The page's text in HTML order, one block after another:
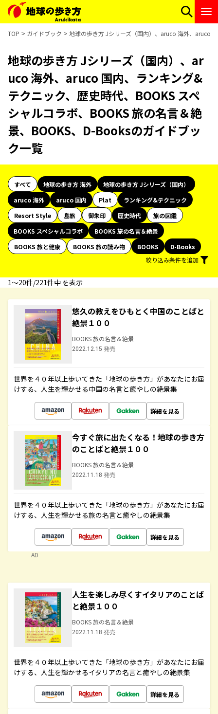
TOP ガイドブック 地球の歩き方 Jシリーズ（国内）、aruco 海外、aruco
地球の歩き方 Jシリーズ（国内）、ar
uco 海外、aruco 国内、ランキング&
テクニック、歴史時代、BOOKS スペ
シャルコラボ、BOOKS 旅の名言＆絶
景、BOOKS、D-Booksのガイドブッ
ク一覧
すべて 地球の歩き方 海外
地球の歩き方 Jシリーズ（国内）
aruco 海外
aruco 国内 Plat
ランキング&テクニック
Resort Style
島旅 御朱印 歴史時代
旅の図鑑
BOOKS スペシャルコラボ
BOOKS 旅の名言＆絶景
BOOKS 旅と健康
BOOKS 旅の読み物 BOOKS
D-Books
絞り込み条件を追加
1〜20件/221件中 を表示
悠久の教えをひもとく中国のことばと
絶景１００
BOOKS 旅の名言＆絶景
2022.12.15 発売
世界を４０年以上歩いてきた「地球の歩き方」があなたにお届
けする、人生を輝かせる中国の名言と癒やしの絶景集
詳細を見る
今すぐ旅に出たくなる！地球の歩き方
のことばと絶景１００
BOOKS 旅の名言＆絶景
2022.11.18 発売
世界を４０年以上歩いてきた「地球の歩き方」があなたにお届
けする、人生を輝かせる旅の名言と癒やしの絶景集
詳細を見る
AD
人生を楽しみ尽くすイタリアのことば
と絶景１００
BOOKS 旅の名言＆絶景
2022.11.18 発売
世界を４０年以上歩いてきた「地球の歩き方」があなたにお届
けする、人生を輝かせるイタリアの名言と癒やしの絶景集
詳細を見る